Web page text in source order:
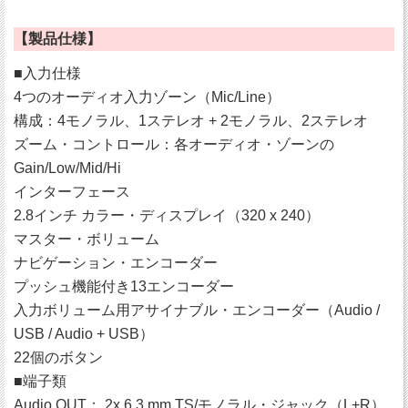
【製品仕様】
■入力仕様
4つのオーディオ入力ゾーン（Mic/Line）
構成：4モノラル、1ステレオ + 2モノラル、2ステレオ
ズーム・コントロール：各オーディオ・ゾーンの
Gain/Low/Mid/Hi
インターフェース
2.8インチ カラー・ディスプレイ（320 x 240）
マスター・ボリューム
ナビゲーション・エンコーダー
プッシュ機能付き13エンコーダー
入力ボリューム用アサイナブル・エンコーダー（Audio /
USB / Audio + USB）
22個のボタン
■端子類